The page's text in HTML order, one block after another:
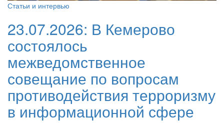
Статьи и интервью
23.07.2026: В Кемерово
состоялось
межведомственное
совещание по вопросам
противодействия терроризму
в информационной сфере